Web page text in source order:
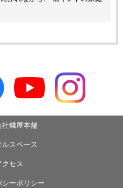
社錢屋本舗
ルスペース
クセス
シーポリシー